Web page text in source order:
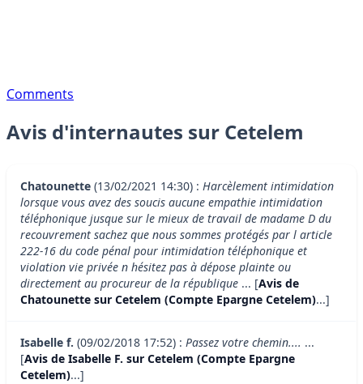
Comments
Avis d'internautes sur Cetelem
Chatounette (13/02/2021 14:30) : Harcèlement intimidation
lorsque vous avez des soucis aucune empathie intimidation
téléphonique jusque sur le mieux de travail de madame D du
recouvrement sachez que nous sommes protégés par l article
222-16 du code pénal pour intimidation téléphonique et
violation vie privée n hésitez pas à dépose plainte ou
directement au procureur de la république ... [Avis de
Chatounette sur Cetelem (Compte Epargne Cetelem)...]
Isabelle f. (09/02/2018 17:52) : Passez votre chemin.... ...
[Avis de Isabelle F. sur Cetelem (Compte Epargne
Cetelem)...]